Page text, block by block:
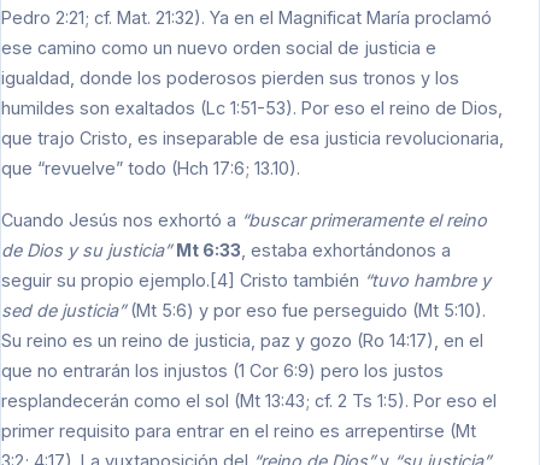
Pedro 2:21; cf. Mat. 21:32). Ya en el Magnificat María proclamó
ese camino como un nuevo orden social de justicia e
igualdad, donde los poderosos pierden sus tronos y los
humildes son exaltados (Lc 1:51-53). Por eso el reino de Dios,
que trajo Cristo, es inseparable de esa justicia revolucionaria,
que “revuelve” todo (Hch 17:6; 13.10).
Cuando Jesús nos exhortó a “buscar primeramente el reino
de Dios y su justicia” Mt 6:33 , estaba exhortándonos a
seguir su propio ejemplo.[4] Cristo también “tuvo hambre y
sed de justicia”(Mt 5:6) y por eso fue perseguido (Mt 5:10).
Su reino es un reino de justicia, paz y gozo (Ro 14:17), en el
que no entrarán los injustos (1 Cor 6:9) pero los justos
resplandecerán como el sol (Mt 13:43; cf. 2 Ts 1:5). Por eso el
primer requisito para entrar en el reino es arrepentirse (Mt